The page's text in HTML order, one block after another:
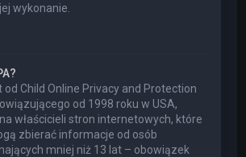
wykonanie.
od Child Online Privacy and Protection
od 1998 roku w USA,
właścicieli stron internetowych, które
zbierać informacje od osób
mniej niż 13 lat – obowiązek